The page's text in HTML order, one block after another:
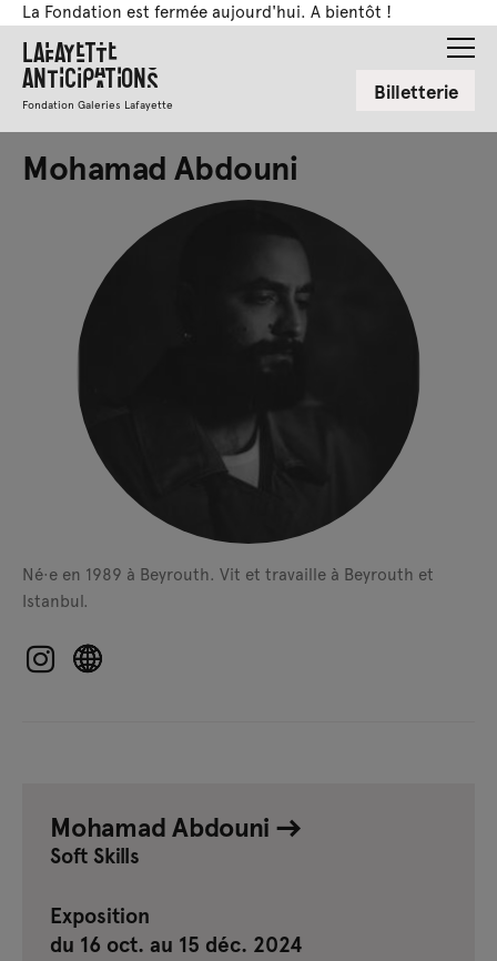
La Fondation est fermée aujourd'hui. A bientôt !
Lafayette
Anticipations
Fondation Galeries Lafayette Billetterie
Mohamad Abdouni
Né·e en 1989 à Beyrouth. Vit et travaille à Beyrouth et
Istanbul.
Mohamad Abdouni
Soft Skills
Exposition
du 16 oct. au 15 déc. 2024